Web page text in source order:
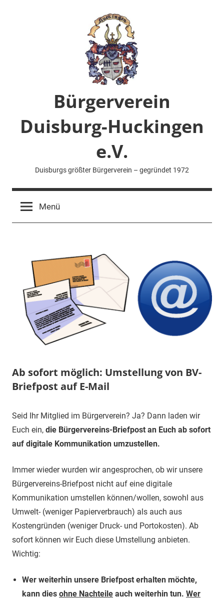
Bürgerverein
Duisburg-Huckingen
e.V.
Duisburgs größter Bürgerverein – gegründet 1972
Menü
Ab sofort möglich: Umstellung von BV-
Briefpost auf E-Mail
1.
Juni
2024
1.
Vorsitzender
Mitteilung
Seid Ihr Mitglied im Bürgerverein? Ja? Dann laden wir
Euch ein, die Bürgervereins-Briefpost an Euch ab sofort
auf digitale Kommunikation umzustellen.
Immer wieder wurden wir angesprochen, ob wir unsere
Bürgervereins-Briefpost nicht auf eine digitale
Kommunikation umstellen können/wollen, sowohl aus
Umwelt- (weniger Papierverbrauch) als auch aus
Kostengründen (weniger Druck- und Portokosten). Ab
sofort können wir Euch diese Umstellung anbieten.
Wichtig:
Wer weiterhin unsere Briefpost erhalten möchte,
kann dies ohne Nachteile auch weiterhin tun. Wer